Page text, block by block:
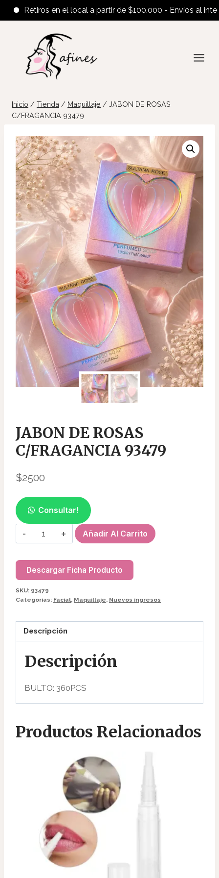
Retiros en el local a partir de $100.000 - Envíos al interior
contenido
Inicio / Tienda / Maquillaje / JABON DE ROSAS
C/FRAGANCIA 93479
JABON DE ROSAS
C/FRAGANCIA 93479
$2500
Consultar!
JABON
DE
C/FRAGANCIA
93479
cantidad
Añadir Al Carrito
Descargar Ficha Producto
SKU: 93479
Categorías: Facial, Maquillaje, Nuevos ingresos
Descripción
Descripción
BULTO: 360PCS
Productos Relacionados